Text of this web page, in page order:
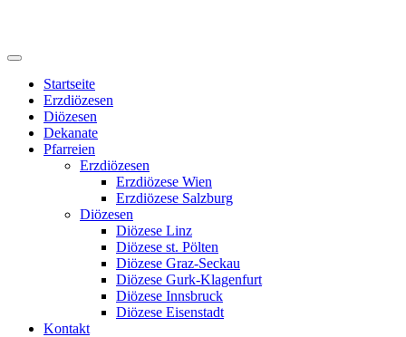
Startseite
Erzdiözesen
Diözesen
Dekanate
Pfarreien
Erzdiözesen
Erzdiözese Wien
Erzdiözese Salzburg
Diözesen
Diözese Linz
Diözese st. Pölten
Diözese Graz-Seckau
Diözese Gurk-Klagenfurt
Diözese Innsbruck
Diözese Eisenstadt
Kontakt